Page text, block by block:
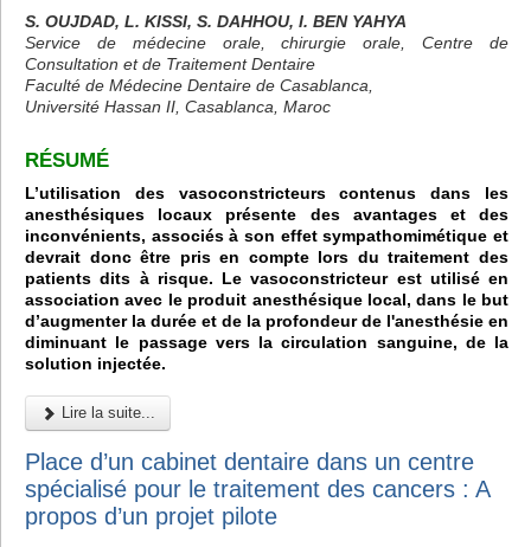
S. OUJDAD, L. KISSI, S. DAHHOU, I. BEN YAHYA
Service de médecine orale, chirurgie orale, Centre de
Consultation et de Traitement Dentaire
Faculté de Médecine Dentaire de Casablanca,
Université Hassan II, Casablanca, Maroc
RÉSUMÉ
L’utilisation des vasoconstricteurs contenus dans les
anesthésiques locaux présente des avantages et des
inconvénients, associés à son effet sympathomimétique et
devrait donc être pris en compte lors du traitement des
patients dits à risque. Le vasoconstricteur est utilisé en
association avec le produit anesthésique local, dans le but
d’augmenter la durée et de la profondeur de l'anesthésie en
diminuant le passage vers la circulation sanguine, de la
solution injectée.
Lire la suite...
Place d’un cabinet dentaire dans un centre
spécialisé pour le traitement des cancers : A
propos d’un projet pilote